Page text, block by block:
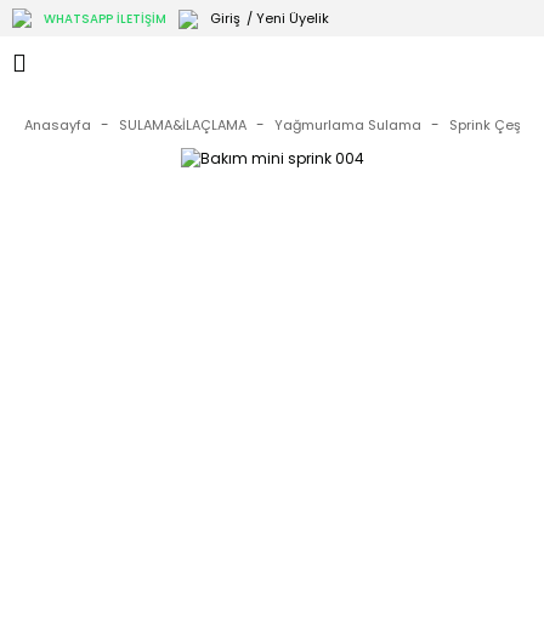
WHATSAPP İLETİŞİM Giriş / Yeni Üyelik
Anasayfa SULAMA&İLAÇLAMA Yağmurlama Sulama Sprink